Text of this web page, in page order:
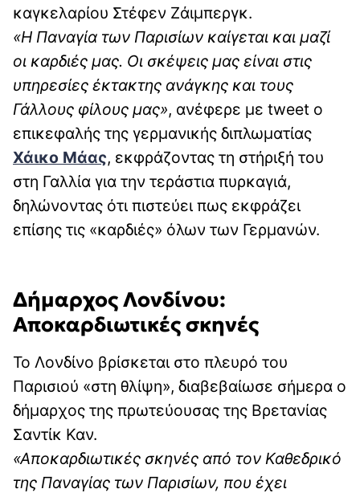
καγκελαρίου Στέφεν Ζάιμπεργκ.
«Η Παναγία των Παρισίων καίγεται και μαζί
οι καρδιές μας. Οι σκέψεις μας είναι στις
υπηρεσίες έκτακτης ανάγκης και τους
Γάλλους φίλους μας», ανέφερε με tweet ο
επικεφαλής της γερμανικής διπλωματίας
Χάικο Μάας, εκφράζοντας τη στήριξή του
στη Γαλλία για την τεράστια πυρκαγιά,
δηλώνοντας ότι πιστεύει πως εκφράζει
επίσης τις «καρδιές» όλων των Γερμανών.
Δήμαρχος Λονδίνου:
Αποκαρδιωτικές σκηνές
Το Λονδίνο βρίσκεται στο πλευρό του
Παρισιού «στη θλίψη», διαβεβαίωσε σήμερα ο
δήμαρχος της πρωτεύουσας της Βρετανίας
Σαντίκ Καν.
«Αποκαρδιωτικές σκηνές από τον Καθεδρικό
της Παναγίας των Παρισίων, που έχει